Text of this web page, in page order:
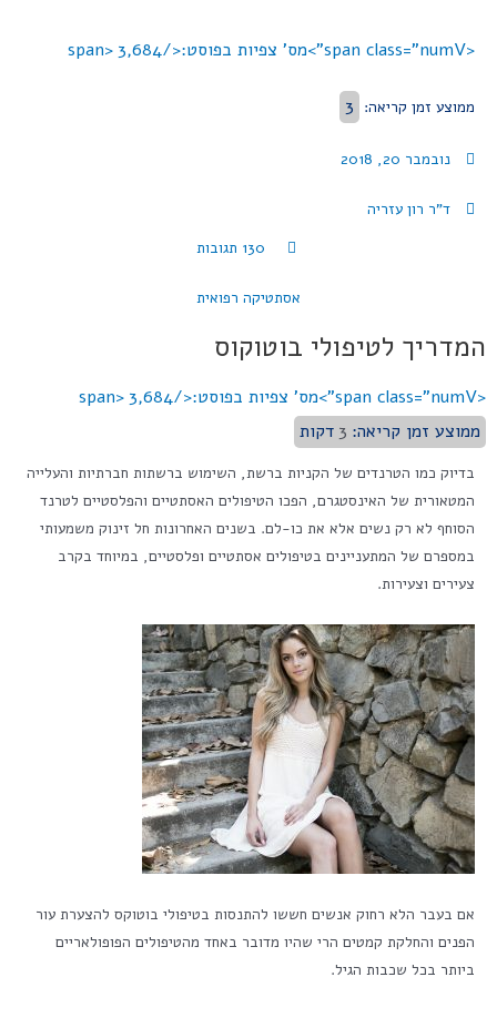
<span class="numV">מס' צפיות בפוסט:</span> 3,684
ממוצע זמן קריאה: 3
נובמבר 20, 2018
ד"ר רון עזריה
130 תגובות
אסתטיקה רפואית
המדריך לטיפולי בוטוקוס
<span class="numV">מס' צפיות בפוסט:</span>
3,684
ממוצע זמן קריאה: 3 דקות
בדיוק כמו הטרנדים של הקניות ברשת, השימוש ברשתות חברתיות והעלייה
המטאורית של האינסטגרם, הפכו הטיפולים האסתטיים והפלסטיים לטרנד
הסוחף לא רק נשים אלא את כו-לם. בשנים האחרונות חל זינוק משמעותי
במספרם של המתעניינים בטיפולים אסתטיים ופלסטיים, במיוחד בקרב
צעירים וצעירות.
אם בעבר הלא רחוק אנשים חששו להתנסות בטיפולי בוטוקס להצערת עור
הפנים והחלקת קמטים הרי שהיו מדובר באחד מהטיפולים הפופולאריים
ביותר בכל שכבות הגיל.